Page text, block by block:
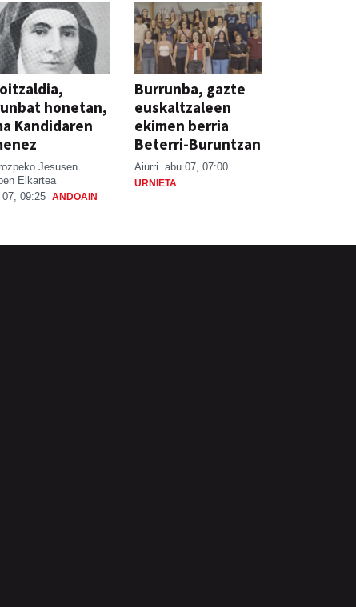
honetan,
Kandidaren
Jesusen
Elkartea
07, 09:25 ANDOAIN
Burrunba, gazte
euskaltzaleen
ekimen berria
Beterri-Buruntzan
Aiurri abu 07, 07:00
URNIETA